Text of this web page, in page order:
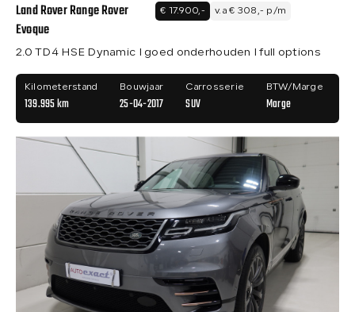
Land Rover Range Rover
Evoque
€ 17.900,- v.a € 308,- p/m
2.0 TD4 HSE Dynamic I goed onderhouden I full options
Kilometerstand
139.995 km
Bouwjaar
25-04-2017
Carrosserie
SUV
BTW/Marge
Marge